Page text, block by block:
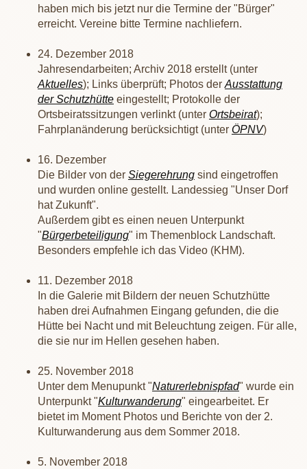
haben mich bis jetzt nur die Termine der "Bürger"
erreicht. Vereine bitte Termine nachliefern.
24. Dezember 2018
Jahresendarbeiten; Archiv 2018 erstellt (unter
Aktuelles); Links überprüft; Photos der Ausstattung
der Schutzhütte eingestellt; Protokolle der
Ortsbeiratssitzungen verlinkt (unter Ortsbeirat);
Fahrplanänderung berücksichtigt (unter ÖPNV)
16. Dezember
Die Bilder von der Siegerehrung sind eingetroffen
und wurden online gestellt. Landessieg "Unser Dorf
hat Zukunft".
Außerdem gibt es einen neuen Unterpunkt
"Bürgerbeteiligung" im Themenblock Landschaft.
Besonders empfehle ich das Video (KHM).
11. Dezember 2018
In die Galerie mit Bildern der neuen Schutzhütte
haben drei Aufnahmen Eingang gefunden, die die
Hütte bei Nacht und mit Beleuchtung zeigen. Für alle,
die sie nur im Hellen gesehen haben.
25. November 2018
Unter dem Menupunkt "Naturerlebnispfad" wurde ein
Unterpunkt "Kulturwanderung" eingearbeitet. Er
bietet im Moment Photos und Berichte von der 2.
Kulturwanderung aus dem Sommer 2018.
5. November 2018